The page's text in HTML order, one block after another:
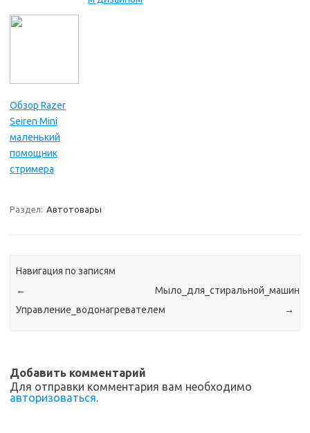
Обзор Razer
Seiren Mini
маленький
помощник
стримера
Раздел: Автотовары
Навигация по записям
←
Управление_водонагревателем
Мыло_для_стиральной_машины
→
Добавить комментарий
Для отправки комментария вам необходимо
авторизоваться.